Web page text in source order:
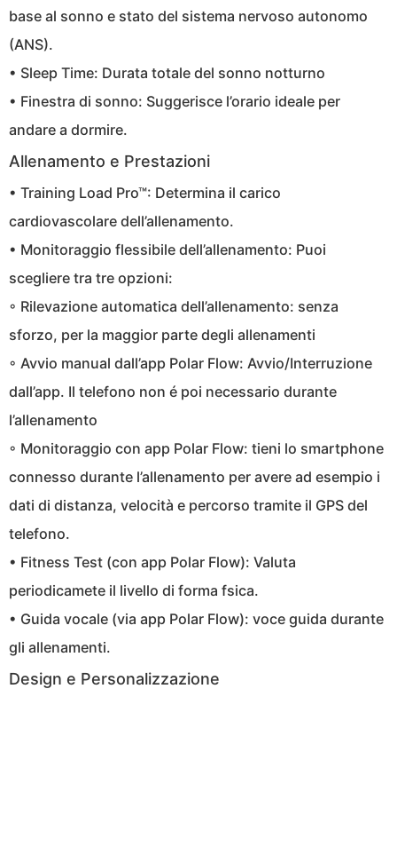
base al sonno e stato del sistema nervoso autonomo
(ANS).
• Sleep Time: Durata totale del sonno notturno
• Finestra di sonno: Suggerisce l’orario ideale per
andare a dormire.
Allenamento e Prestazioni
• Training Load Pro™: Determina il carico
cardiovascolare dell’allenamento.
• Monitoraggio flessibile dell’allenamento: Puoi
scegliere tra tre opzioni:
◦ Rilevazione automatica dell’allenamento: senza
sforzo, per la maggior parte degli allenamenti
◦ Avvio manual dall’app Polar Flow: Avvio/Interruzione
dall’app. Il telefono non é poi necessario durante
l’allenamento
◦ Monitoraggio con app Polar Flow: tieni lo smartphone
connesso durante l’allenamento per avere ad esempio i
dati di distanza, velocità e percorso tramite il GPS del
telefono.
• Fitness Test (con app Polar Flow): Valuta
periodicamete il livello di forma fsica.
• Guida vocale (via app Polar Flow): voce guida durante
gli allenamenti.
Design e Personalizzazione